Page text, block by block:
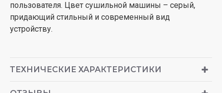
пользователя. Цвет сушильной машины – серый,
придающий стильный и современный вид
устройству.
ТЕХНИЧЕСКИЕ ХАРАКТЕРИСТИКИ